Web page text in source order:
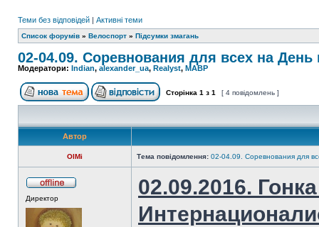
Теми без відповідей | Активні теми
Список форумів » Велоспорт » Підсумки змагань
02-04.09. Соревнования для всех на День
Модератори: Indian, alexander_ua, Realyst, MABP
Сторінка 1 з 1 [ 4 повідомлень ]
Автор
OlMi Тема повідомлення: 02-04.09. Соревнования для
Директор
02.09.2016.